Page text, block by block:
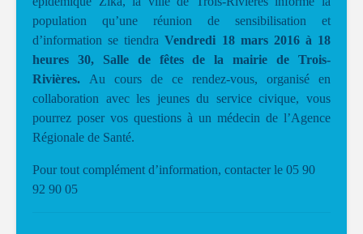
population qu’une réunion de sensibilisation et
d’information se tiendraVendredi 18 mars 2016 à 18
heures 30, Salle de fêtes de la mairie de Trois-
Rivières. Au cours de ce rendez-vous, organisé en
collaboration avec les jeunes du service civique, vous
pourrez poser vos questions à un médecin de l’Agence
Régionale de Santé.
Pour tout complément d’information, contacter le 05 90
92 90 05